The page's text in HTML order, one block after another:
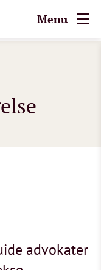
Menu
advokater